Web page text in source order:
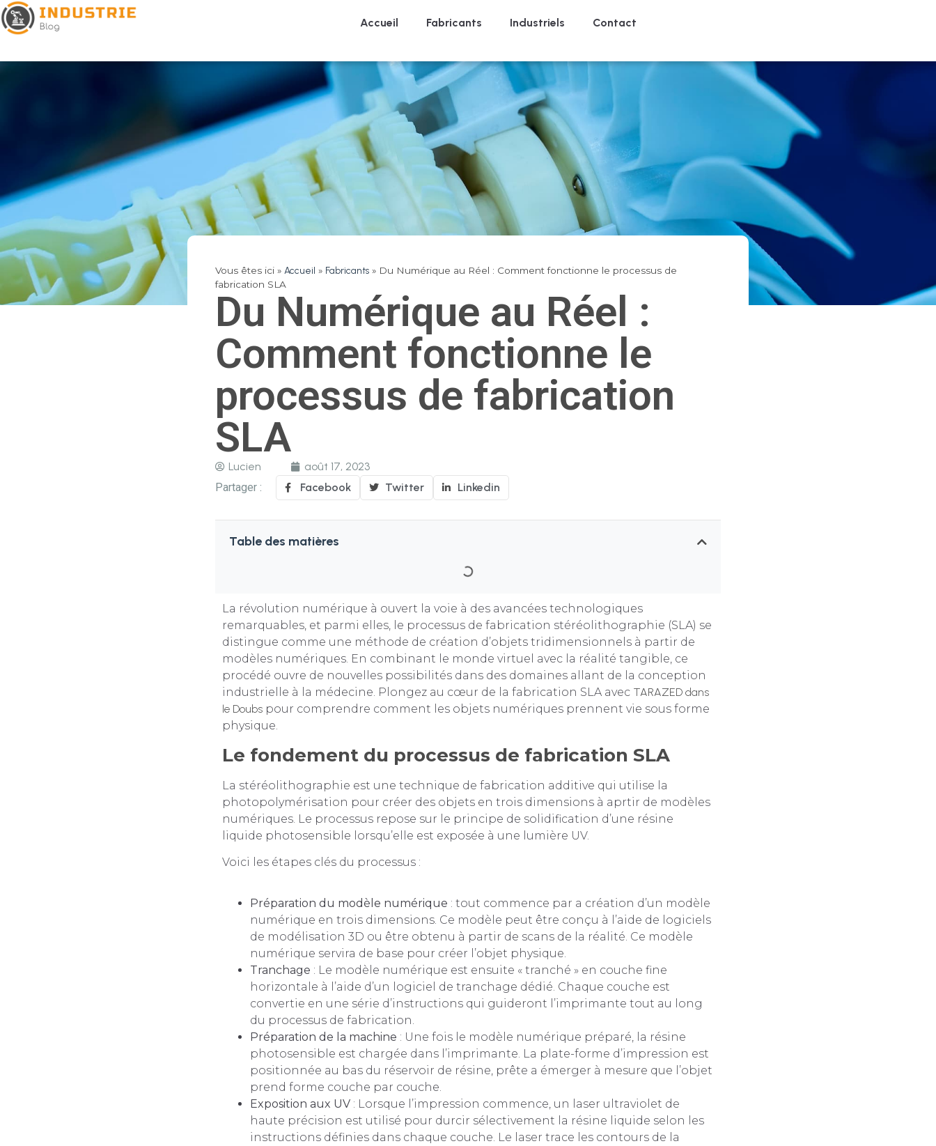
Accueil Fabricants Industriels Contact
Vous êtes ici » Accueil » Fabricants» Du Numérique au Réel : Comment fonctionne le processus de
fabrication SLA
Du Numérique au Réel :
Comment fonctionne le
processus de fabrication
SLA
Lucien
août 17, 2023
Partager :
Facebook Twitter Linkedin
Table des matières
La révolution numérique à ouvert la voie à des avancées technologiques
remarquables, et parmi elles, le processus de fabrication stéréolithographie (SLA) se
distingue comme une méthode de création d’objets tridimensionnels à partir de
modèles numériques. En combinant le monde virtuel avec la réalité tangible, ce
procédé ouvre de nouvelles possibilités dans des domaines allant de la conception
industrielle à la médecine. Plongez au cœur de la fabrication SLA avec TARAZED dans
le Doubspour comprendre comment les objets numériques prennent vie sous forme
physique.
Le fondement du processus de fabrication SLA
La stéréolithographie est une technique de fabrication additive qui utilise la
photopolymérisation pour créer des objets en trois dimensions à aprtir de modèles
numériques. Le processus repose sur le principe de solidification d’une résine
liquide photosensible lorsqu’elle est exposée à une lumière UV.
Voici les étapes clés du processus :
Préparation du modèle numérique : tout commence par a création d’un modèle
numérique en trois dimensions. Ce modèle peut être conçu à l’aide de logiciels
de modélisation 3D ou être obtenu à partir de scans de la réalité. Ce modèle
numérique servira de base pour créer l’objet physique.
Tranchage : Le modèle numérique est ensuite « tranché » en couche fine
horizontale à l’aide d’un logiciel de tranchage dédié. Chaque couche est
convertie en une série d’instructions qui guideront l’imprimante tout au long
du processus de fabrication.
Préparation de la machine : Une fois le modèle numérique préparé, la résine
photosensible est chargée dans l’imprimante. La plate-forme d’impression est
positionnée au bas du réservoir de résine, prête a émerger à mesure que l’objet
prend forme couche par couche.
Exposition aux UV: Lorsque l’impression commence, un laser ultraviolet de
haute précision est utilisé pour durcir sélectivement la résine liquide selon les
instructions définies dans chaque couche. Le laser trace les contours de la